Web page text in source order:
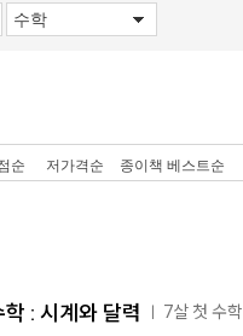
순 저가격순 종이책 베스트순
: 시계와 달력 7살 첫 수학